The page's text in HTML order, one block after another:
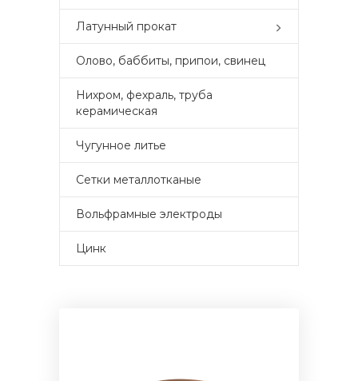
Латунный прокат
Олово, баббиты, припои, свинец
Нихром, фехраль, труба
керамическая
Чугунное литье
Сетки металлотканые
Вольфрамные электроды
Цинк